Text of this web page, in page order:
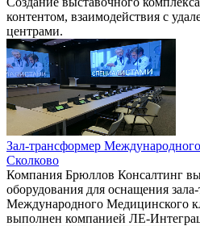
контентом, взаимодействия с
центрами.
Зал-трансформер
Сколково
Компания Брюллов Консалтинг
оборудования для оснащения
Международного Медицинского
выполнен компанией ЛЕ-